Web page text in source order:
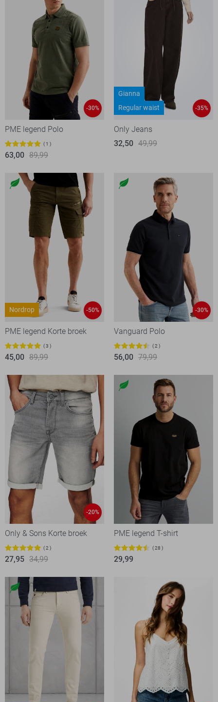
-30%
PME legend Polo
1
63,00 89,99
Gianna
Regular waist
-35%
Only Jeans
32,50 49,99
Nordrop -50%
PME legend Korte broek
3
45,00 89,99
-30%
Vanguard Polo
2
56,00 79,99
-20%
Only & Sons Korte broek
2
27,95 34,99
PME legend T-shirt
28
29,99